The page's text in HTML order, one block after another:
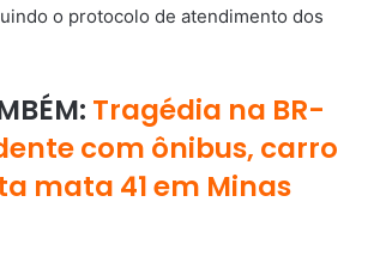
o protocolo de atendimento dos
Tragédia na BR-
com ônibus, carro
mata 41 em Minas